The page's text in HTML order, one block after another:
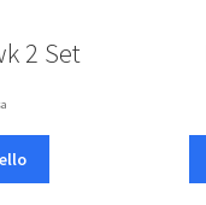
2 Set